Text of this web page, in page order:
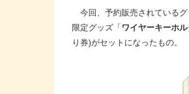
今回、予約販売されているグ
限定グッズ「 ワイヤーキーホ
り券)がセットになったもの。